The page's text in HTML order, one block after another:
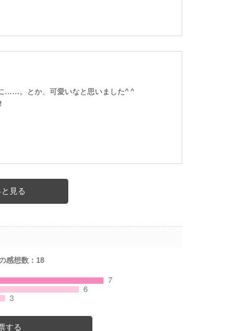
……。とか、可愛いなと思いました^ ^
と見る
感想数： 18
する